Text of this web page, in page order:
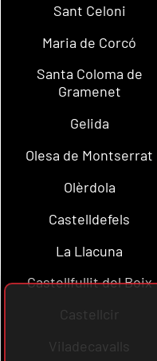
Sant Celoni
Maria de Corcó
Santa Coloma de
Gramenet
Gelida
Olesa de Montserrat
Olèrdola
Castelldefels
La Llacuna
Castellfullit del Boix
Castellcir
Viladecavalls